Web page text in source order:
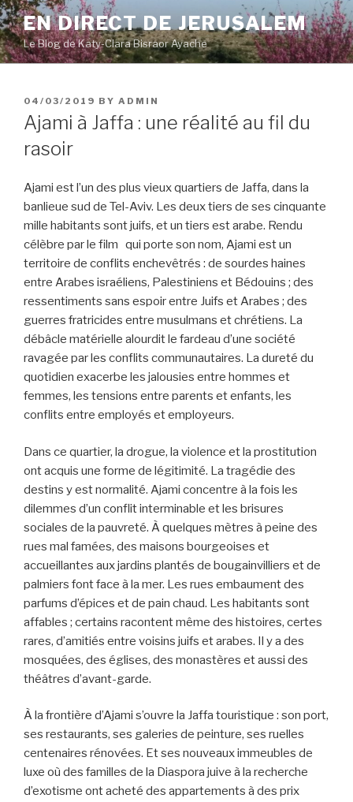
Skip
to
content
EN DIRECT DE JERUSALEM
Le Blog de Katy-Clara Bisraor Ayache
POSTED
ON
04/03/2019 BY ADMIN
Ajami à Jaffa : une réalité au fil du
rasoir
Ajami est l’un des plus vieux quartiers de Jaffa, dans la
banlieue sud de Tel-Aviv. Les deux tiers de ses cinquante
mille habitants sont juifs, et un tiers est arabe. Rendu
célèbre par le film qui porte son nom, Ajami est un
territoire de conflits enchevêtrés : de sourdes haines
entre Arabes israéliens, Palestiniens et Bédouins ; des
ressentiments sans espoir entre Juifs et Arabes ; des
guerres fratricides entre musulmans et chrétiens. La
débâcle matérielle alourdit le fardeau d’une société
ravagée par les conflits communautaires. La dureté du
quotidien exacerbe les jalousies entre hommes et
femmes, les tensions entre parents et enfants, les
conflits entre employés et employeurs.
Dans ce quartier, la drogue, la violence et la prostitution
ont acquis une forme de légitimité. La tragédie des
destins y est normalité. Ajami concentre à la fois les
dilemmes d’un conflit interminable et les brisures
sociales de la pauvreté. À quelques mètres à peine des
rues mal famées, des maisons bourgeoises et
accueillantes aux jardins plantés de bougainvilliers et de
palmiers font face à la mer. Les rues embaument des
parfums d’épices et de pain chaud. Les habitants sont
affables ; certains racontent même des histoires, certes
rares, d’amitiés entre voisins juifs et arabes. Il y a des
mosquées, des églises, des monastères et aussi des
théâtres d’avant-garde.
À la frontière d’Ajami s’ouvre la Jaffa touristique : son port,
ses restaurants, ses galeries de peinture, ses ruelles
centenaires rénovées. Et ses nouveaux immeubles de
luxe où des familles de la Diaspora juive à la recherche
d’exotisme ont acheté des appartements à des prix